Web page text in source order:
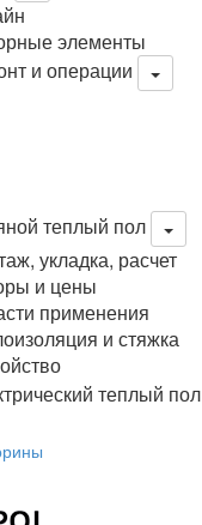
элементы
и операции
теплый пол
укладка, расчет
и цены
применения
и стяжка
теплый пол